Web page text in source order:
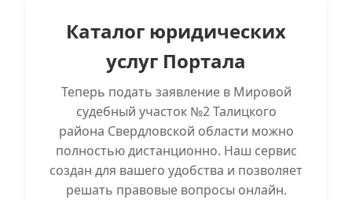
Каталог юридических
услуг Портала
Теперь подать заявление в Мировой
судебный участок №2 Талицкого
района Свердловской области можно
полностью дистанционно. Наш сервис
создан для вашего удобства и позволяет
решать правовые вопросы онлайн.